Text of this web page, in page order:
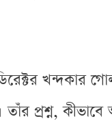
ডিরেক্টর খন্দকার
তাঁর প্রশ্ন,